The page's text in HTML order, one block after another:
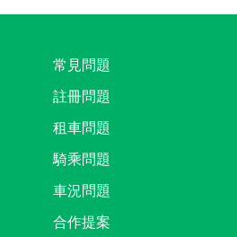
常見問題
註冊問題
租車問題
騎乘問題
車況問題
合作提案